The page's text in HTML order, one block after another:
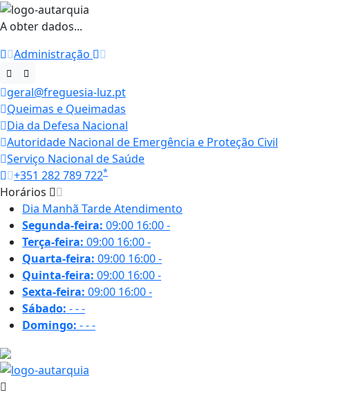
A obter dados...
Administração
geral@freguesia-luz.pt
Queimas e Queimadas
Dia da Defesa Nacional
Autoridade Nacional de Emergência e Proteção Civil
Serviço Nacional de Saúde
+351 282 789 722*
Horários
Dia Manhã TardeAtendimento
Segunda-feira: 09:00 16:00-
Terça-feira: 09:00 16:00-
Quarta-feira: 09:00 16:00-
Quinta-feira: 09:00 16:00-
Sexta-feira: 09:00 16:00-
Sábado: ---
Domingo: ---